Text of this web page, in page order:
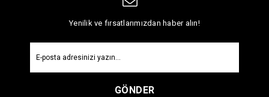
Yenilik ve fırsatlarımızdan haber alın!
GÖNDER